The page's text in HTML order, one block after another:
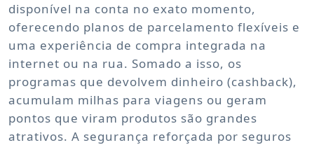
disponível na conta no exato momento,
oferecendo planos de parcelamento flexíveis e
uma experiência de compra integrada na
internet ou na rua. Somado a isso, os
programas que devolvem dinheiro (cashback),
acumulam milhas para viagens ou geram
pontos que viram produtos são grandes
atrativos. A segurança reforçada por seguros